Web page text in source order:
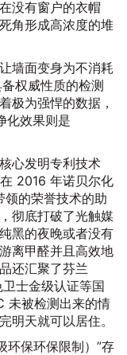
没有窗户的衣帽
角形成高浓度的堆
墙面变身为不消耗
权威性质的检测
极为强悍的数据，
化效果则是
心发明专利技术
2016 年诺贝尔化
领的荣誉技术的助
彻底打破了光触媒
黑的夜晚或者没有
离甲醛并且高效地
还汇聚了芬兰
士金级认证等国
未被检测出来的情
明天就可以居住。
环保环保限制）”存